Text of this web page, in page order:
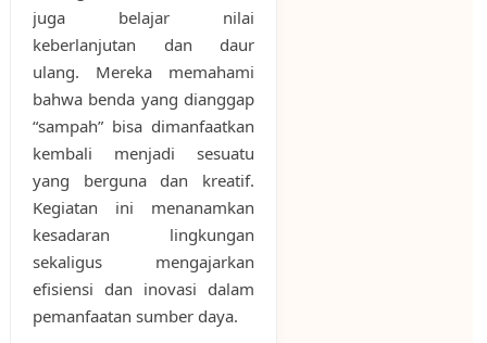
juga belajar nilai
keberlanjutan dan daur
ulang. Mereka memahami
bahwa benda yang dianggap
“sampah” bisa dimanfaatkan
kembali menjadi sesuatu
yang berguna dan kreatif.
Kegiatan ini menanamkan
kesadaran lingkungan
sekaligus mengajarkan
efisiensi dan inovasi dalam
pemanfaatan sumber daya.